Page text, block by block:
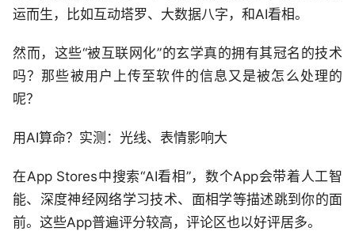
运而生，比如互动塔罗、大数据八字，和AI看相。
然而，这些“被互联网化”的玄学真的拥有其冠名的技术
吗？那些被用户上传至软件的信息又是被怎么处理的
呢？
用AI算命？实测：光线、表情影响大
在App Stores中搜索“AI看相”，数个App会带着人工智
能、深度神经网络学习技术、面相学等描述跳到你的面
前。这些App普遍评分较高，评论区也以好评居多。